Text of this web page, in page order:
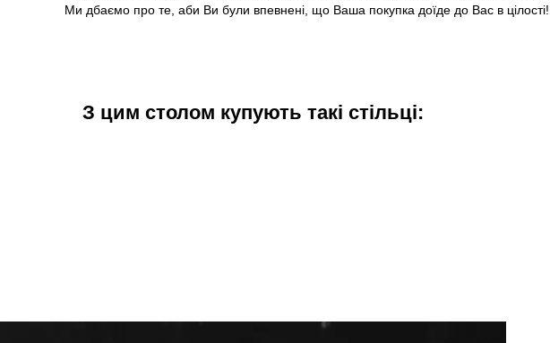
Ми дбаємо про те, аби Ви були впевнені, що Ваша покупка доїде до Вас в цілості!
З цим столом купують такі стільці: